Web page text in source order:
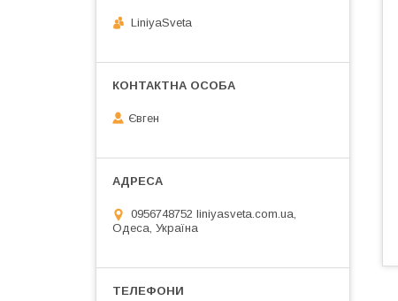
LiniyaSveta
Євген
0956748752 liniyasveta.com.ua,
Одеса, Україна